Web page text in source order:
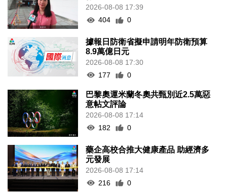
2026-08-08 17:39
404
0
據報日防衛省擬申請明年防衛預算
8.9萬億日元
2026-08-08 17:30
177
0
巴黎奧運米蘭冬奧共甄別近2.5萬惡
意帖文評論
2026-08-08 17:14
182
0
藥企高校合推大健康產品 助經濟多
元發展
2026-08-08 17:14
216
0